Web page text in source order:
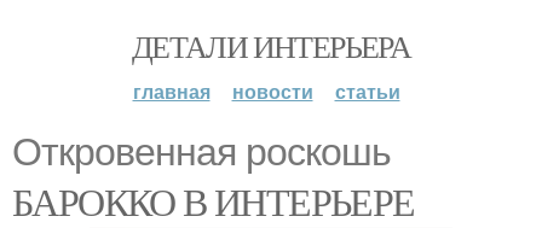
ДЕТАЛИ ИНТЕРЬЕРА
главная новости статьи
Откровенная роскошь
БАРОККО В ИНТЕРЬЕРЕ